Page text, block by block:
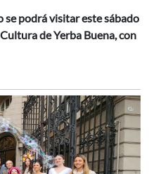
podrá visitar este sábado
de Yerba Buena, con